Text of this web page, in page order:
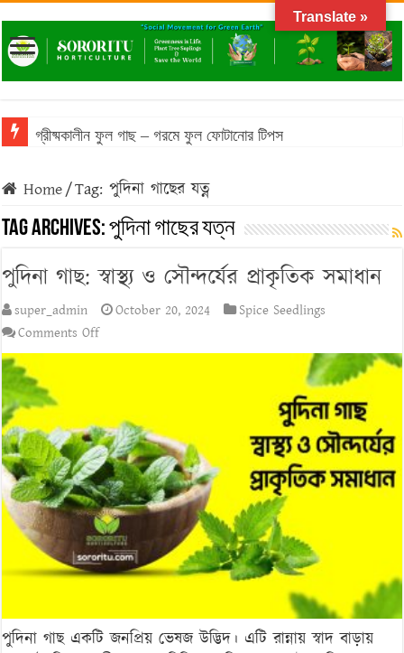
গ্রীষ্মকালীন ফুল গাছ – গরমে ফুল ফোটানোর টিপস
Home/Tag:পুদিনা গাছের যত্ন
Tag Archives:পুদিনা গাছের যত্ন
পুদিনা গাছ: স্বাস্থ্য ও সৌন্দর্যের প্রাকৃতিক সমাধান
super_admin October 20, 2024
Spice Seedlings
Comments Offon
পুদিনা
ও
সৌন্দর্যের
প্রাকৃতিক
সমাধান
পুদিনা গাছ একটি জনপ্রিয় ভেষজ উদ্ভিদ। এটি রান্নায় স্বাদ বাড়ায়
Translate »